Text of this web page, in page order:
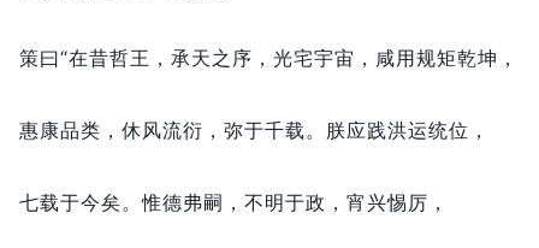
策曰“在昔哲王， 承天之序， 光宅宇宙， 咸用规矩乾坤，
惠康品类， 休风流衍， 弥于千载。 朕应践洪运统位，
七载于今矣。惟德弗嗣， 不明于政， 宵兴惕厉，